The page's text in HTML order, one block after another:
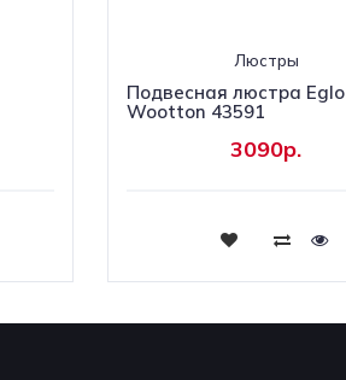
Люстры
Подвесная люстра Eglo
Wootton 43591
3090р.
Купить